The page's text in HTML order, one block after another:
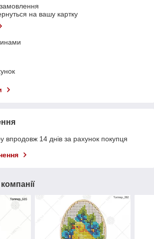
на вашу картку
впродовж 14 днів за рахунок покупця